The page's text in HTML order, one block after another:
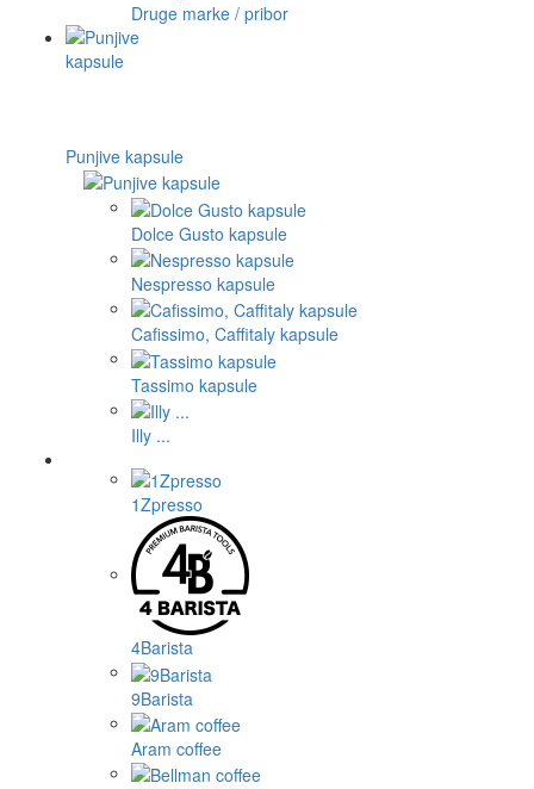
Druge marke / pribor
Punjive kapsule
Dolce Gusto kapsule
Nespresso kapsule
Cafissimo, Caffitaly kapsule
Tassimo kapsule
Illy ...
1Zpresso
4Barista
9Barista
Aram coffee